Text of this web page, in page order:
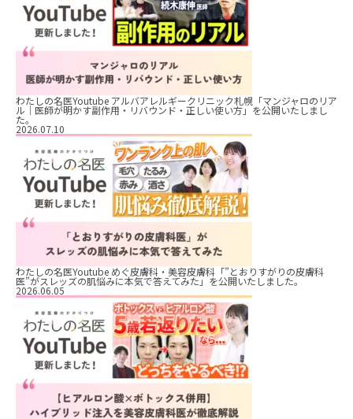
わたしの名医Youtube アルバアレルギークリニック札幌「マンジャロのリア
ル｜医師が明かす副作用・リバウンド・正しい使い方」を公開いたしまし
た。
2026.07.10
わたしの名医Youtube めぐ皮膚科・美容皮膚科「”とおりすがりの皮膚科
医”がスレッズの肌悩みに本気で答えてみた」を公開いたしました。
2026.06.05